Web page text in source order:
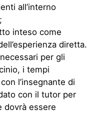
all’interno
inteso come
diretta.
per gli
i tempi
l’insegnante di
con il tutor per
dovrà essere